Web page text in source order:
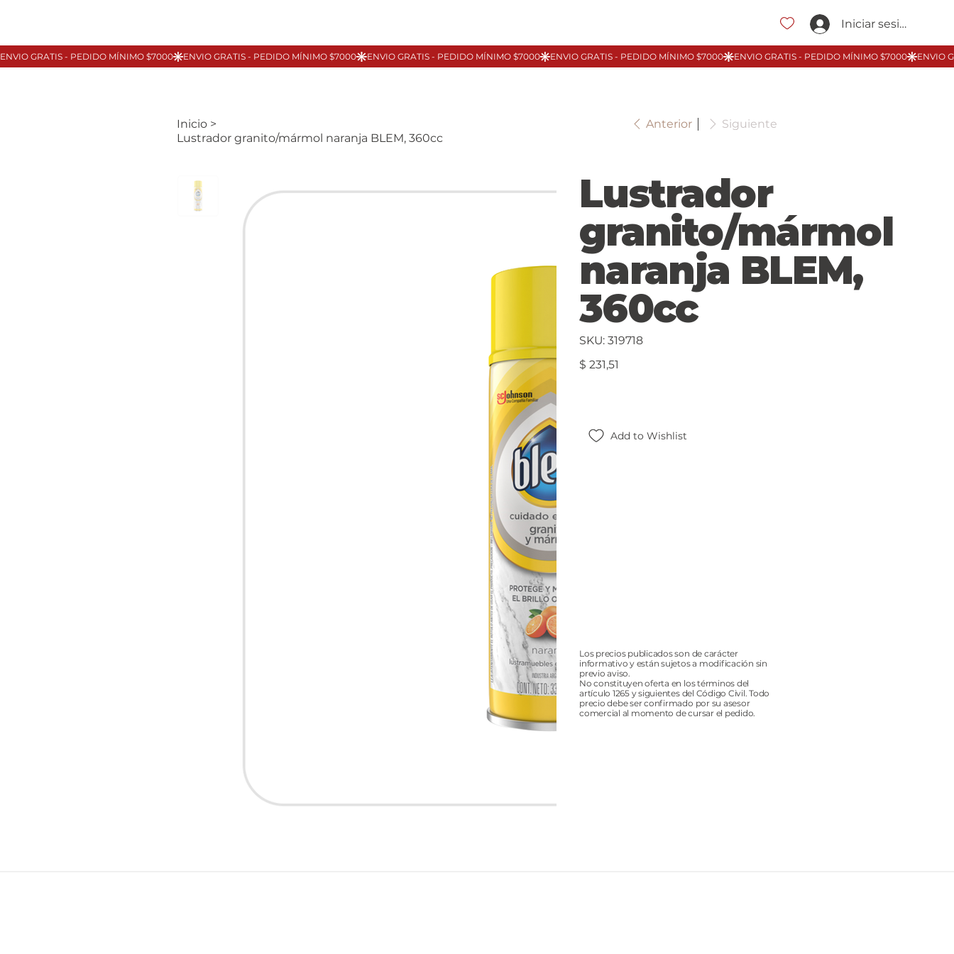
Iniciar sesión
Inicio >
Lustrador granito/mármol naranja BLEM, 360cc
Anterior Siguiente
Lustrador
granito/mármol
naranja BLEM,
360cc
SKU: SKU
319718
319718
Precio
$ 231,51
Add to Wishlist
Los precios publicados son de carácter
informativo y están sujetos a modificación sin
previo aviso.
No constituyen oferta en los términos del
artículo 1265 y siguientes del Código Civil. Todo
precio debe ser confirmado por su asesor
comercial al momento de cursar el pedido.